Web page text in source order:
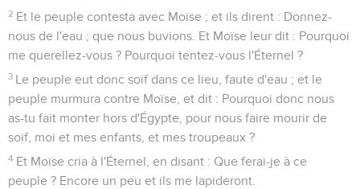
2 Et le peuple contesta avec Moïse ; et ils dirent : Donnez-
nous de l'eau ; que nous buvions. Et Moïse leur dit : Pourquoi
me querellez-vous ? Pourquoi tentez-vous l'Éternel ?
3 Le peuple eut donc soif dans ce lieu, faute d'eau ; et le
peuple murmura contre Moïse, et dit : Pourquoi donc nous
as-tu fait monter hors d'Égypte, pour nous faire mourir de
soif, moi et mes enfants, et mes troupeaux ?
4 Et Moïse cria à l'Éternel, en disant : Que ferai-je à ce
peuple ? Encore un peu et ils me lapideront.